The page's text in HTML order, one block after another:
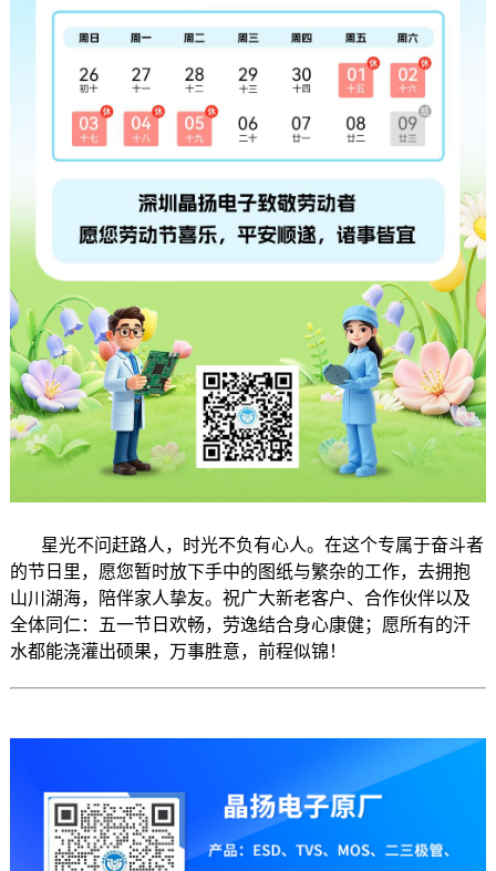
星光不问赶路人，时光不负有心人。在这个专属于奋斗者
的节日里，愿您暂时放下手中的图纸与繁杂的工作，去拥抱
山川湖海，陪伴家人挚友。祝广大新老客户、合作伙伴以及
全体同仁：五一节日欢畅，劳逸结合身心康健；愿所有的汗
水都能浇灌出硕果，万事胜意，前程似锦！